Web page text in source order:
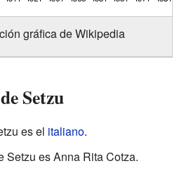
gráfica de Wikipedia
Setzu
es el italiano.
Setzu es Anna Rita Cotza.